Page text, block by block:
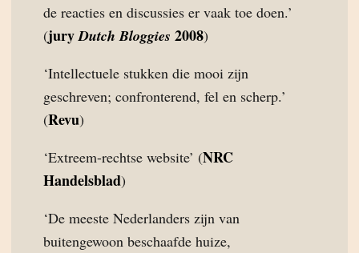
de reacties en discussies er vaak toe doen.’
(juryDutch Bloggies 2008)
‘Intellectuele stukken die mooi zijn
geschreven; confronterend, fel en scherp.’
(Revu)
‘Extreem-rechtse website’ (NRC
Handelsblad)
‘De meeste Nederlanders zijn van
buitengewoon beschaafde huize,